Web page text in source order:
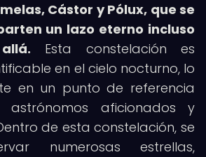
Cástor y Pólux, que se
un lazo eterno incluso
Esta constelación es
en el cielo nocturno, lo
en un punto de referencia
aficionados y
de esta constelación, se
numerosas estrellas,